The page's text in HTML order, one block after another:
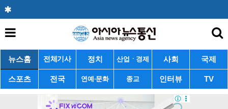
뉴스홈 전체기사 정치 산업ㆍ경제 사회 국제
스포츠 전국 연예·문화 종교 인터뷰 TV